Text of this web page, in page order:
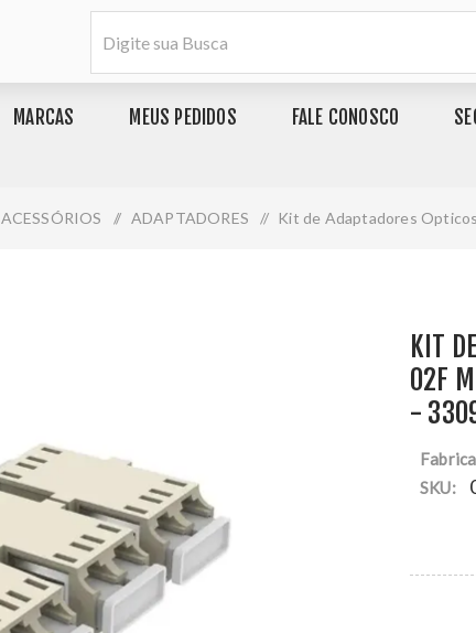
MARCAS MEUS PEDIDOS FALE CONOSCO
ACESSÓRIOS / ADAPTADORES / Kit de Adaptadores
KIT
02F
-
SKU: